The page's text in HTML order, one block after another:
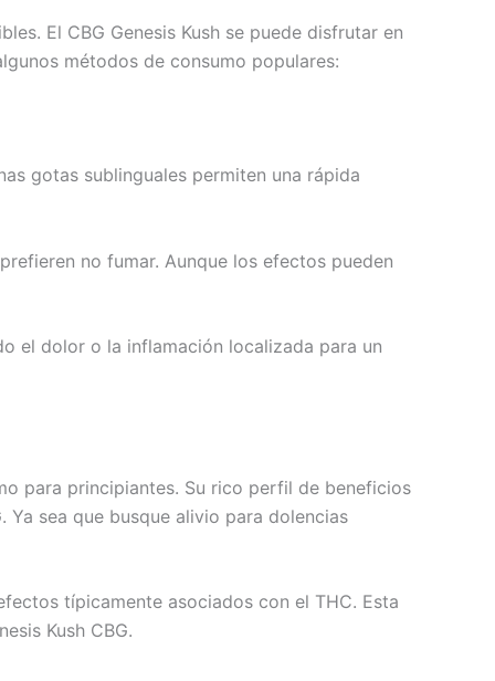
El CBG Genesis Kush se puede disfrutar en
métodos de consumo populares:
gotas sublinguales permiten una rápida
no fumar. Aunque los efectos pueden
el dolor o la inflamación localizada para un
para principiantes. Su rico perfil de beneficios
sea que busque alivio para dolencias
típicamente asociados con el THC. Esta
Kush CBG.